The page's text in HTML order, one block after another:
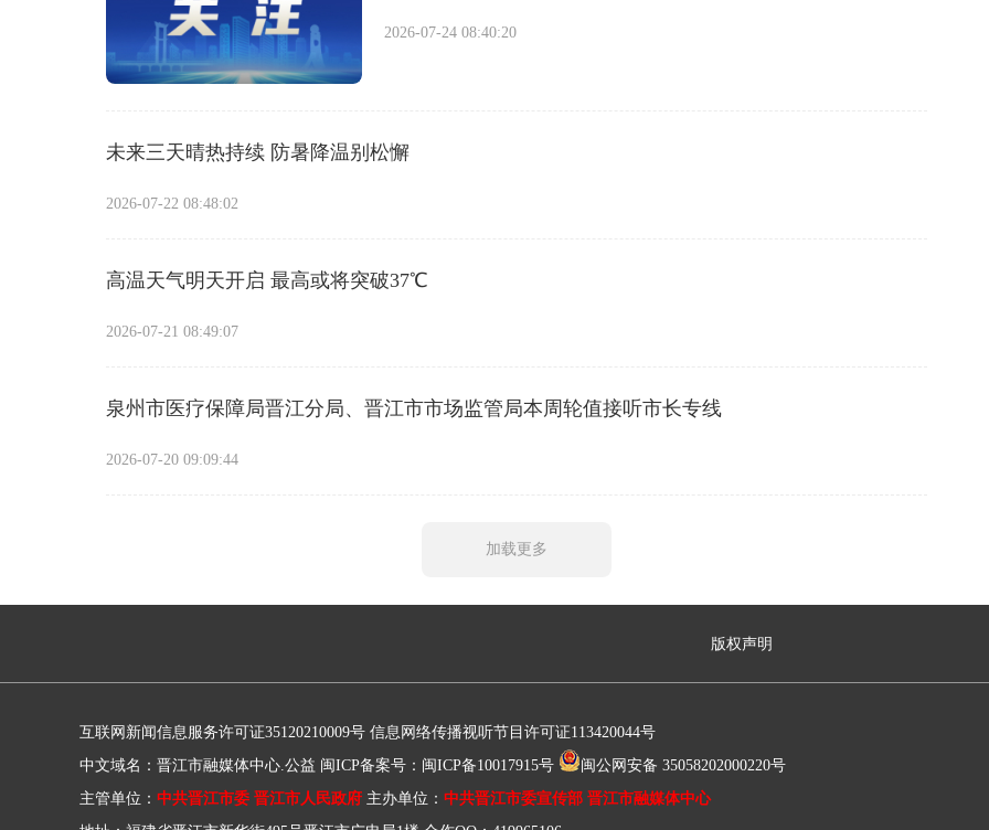
2026-07-24 08:40:20
未来三天晴热持续 防暑降温别松懈
2026-07-22 08:48:02
高温天气明天开启 最高或将突破37℃
2026-07-21 08:49:07
泉州市医疗保障局晋江分局、晋江市市场监管局本周轮值接听市长专线
2026-07-20 09:09:44
加载更多
版权声明
互联网新闻信息服务许可证35120210009号 信息网络传播视听节目许可证113420044号
中文域名：晋江市融媒体中心.公益 闽ICP备案号：闽ICP备10017915号
闽公网安备 35058202000220号
主管单位： 中共晋江市委 晋江市人民政府 主办单位： 中共晋江市委宣传部 晋江市融媒体中心